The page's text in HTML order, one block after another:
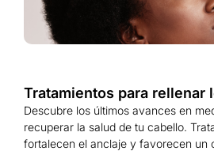
Tratamientos para rellenar
Descubre los últimos avances en
recuperar la salud de tu cabello.
fortalecen el anclaje y favorecen un